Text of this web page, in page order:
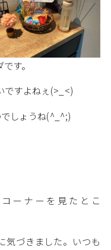
す。
ですよねぇ(>_<)
しょうね(^_^;)
ーナーを見たとこ
気づきました。いつも